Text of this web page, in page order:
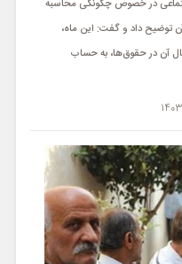
در خصوص چگونگی محاسبه
توضیح داد و گفت: این ماه،
آن در حقوق‌ها، به حساب